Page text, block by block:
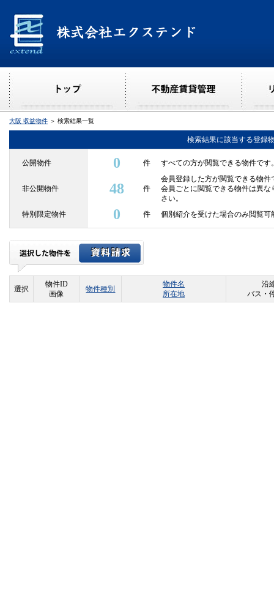
大阪 収益物件 ＞ 検索結果一覧
検索結果に該当する登録
公開物件 0 件 すべての方が閲覧できる物件です
非公開物件 48 件
会員登録した方が閲覧できる物件
会員ごとに閲覧できる物件は異
さい。
特別限定物件
0 件 個別紹介を受けた場合のみ閲覧可
選択
物件ID
画像
物件種別
物件名
所在地
沿
バス・